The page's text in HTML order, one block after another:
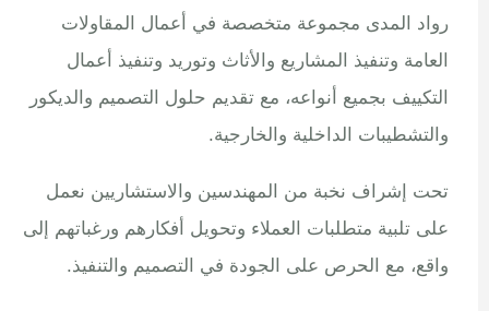
رواد المدى مجموعة متخصصة في أعمال المقاولات
العامة وتنفيذ المشاريع والأثاث وتوريد وتنفيذ أعمال
التكييف بجميع أنواعه، مع تقديم حلول التصميم والديكور
والتشطيبات الداخلية والخارجية.
تحت إشراف نخبة من المهندسين والاستشاريين نعمل
على تلبية متطلبات العملاء وتحويل أفكارهم ورغباتهم إلى
واقع، مع الحرص على الجودة في التصميم والتنفيذ.